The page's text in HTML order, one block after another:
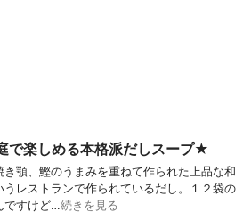
で楽しめる本格派だしスープ★
顎、鰹のうまみを重ねて作られた上品な和
レストランで作られているだし。１２袋の
ですけど…続きを見る